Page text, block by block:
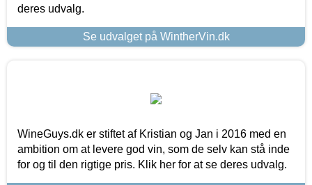
deres udvalg.
Se udvalget på WintherVin.dk
WineGuys.dk er stiftet af Kristian og Jan i 2016 med en
ambition om at levere god vin, som de selv kan stå inde
for og til den rigtige pris. Klik her for at se deres udvalg.